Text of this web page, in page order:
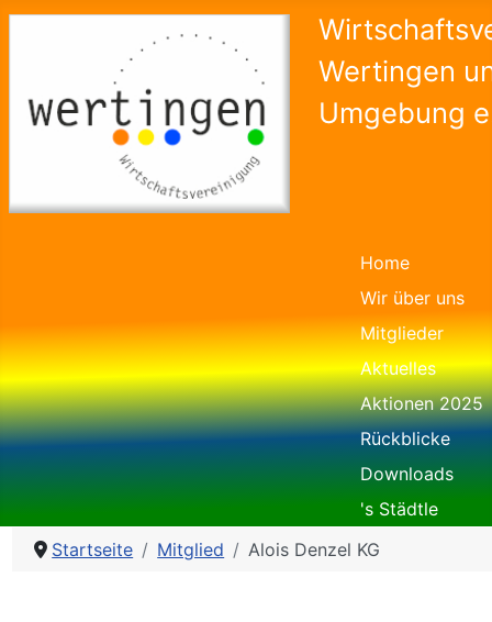
Wertingen
Umgebung
Home
Wir über uns
Mitglieder
Aktuelles
Aktionen 2025
Rückblicke
Downloads
's Städtle
Startseite
Mitglied Alois Denzel KG